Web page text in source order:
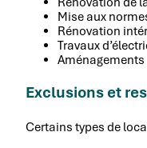
Mise aux
Rénovation
Travaux
Exclusions et
Certains types de